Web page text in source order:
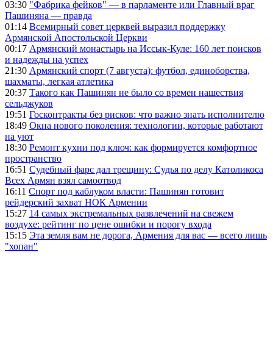
03:30 "Фабрика фейков" — в парламенте или Главный враг
Пашиняна — правда
01:14 Всемирный совет церквей выразил поддержку
Армянской Апостольской Церкви
00:17 Армянский монастырь на Иссык-Куле: 160 лет поисков
и надежды на успех
21:30 Армянский спорт (7 августа): футбол, единоборства,
шахматы, легкая атлетика
20:37 Такого как Пашинян не было со времен нашествия
сельджуков
19:51 Госконтракты без рисков: что важно знать исполнителю
18:49 Окна нового поколения: технологии, которые работают
на уют
18:30 Ремонт кухни под ключ: как формируется комфортное
пространство
16:51 Судебный фарс дал трещину: Судья по делу Католикоса
Всех Армян взял самоотвод
16:11 Спорт под каблуком власти: Пашинян готовит
рейдерский захват НОК Армении
15:27 14 самых экстремальных развлечений на свежем
воздухе: рейтинг по цене ошибки и порогу входа
15:15 Эта земля вам не дорога, Армения для вас — всего лишь
"хопан"